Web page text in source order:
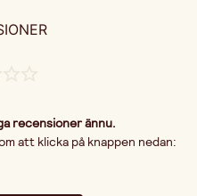
recensioner ännu.
att klicka på knappen nedan: